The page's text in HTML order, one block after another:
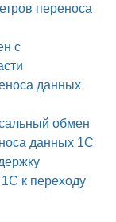
переноса
с
данных
обмен
данных 1С
к переходу